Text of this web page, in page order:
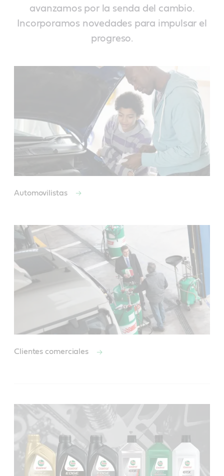
avanzamos por la senda del cambio.
Incorporamos novedades para impulsar el
progreso.
Automovilistas
Clientes comerciales